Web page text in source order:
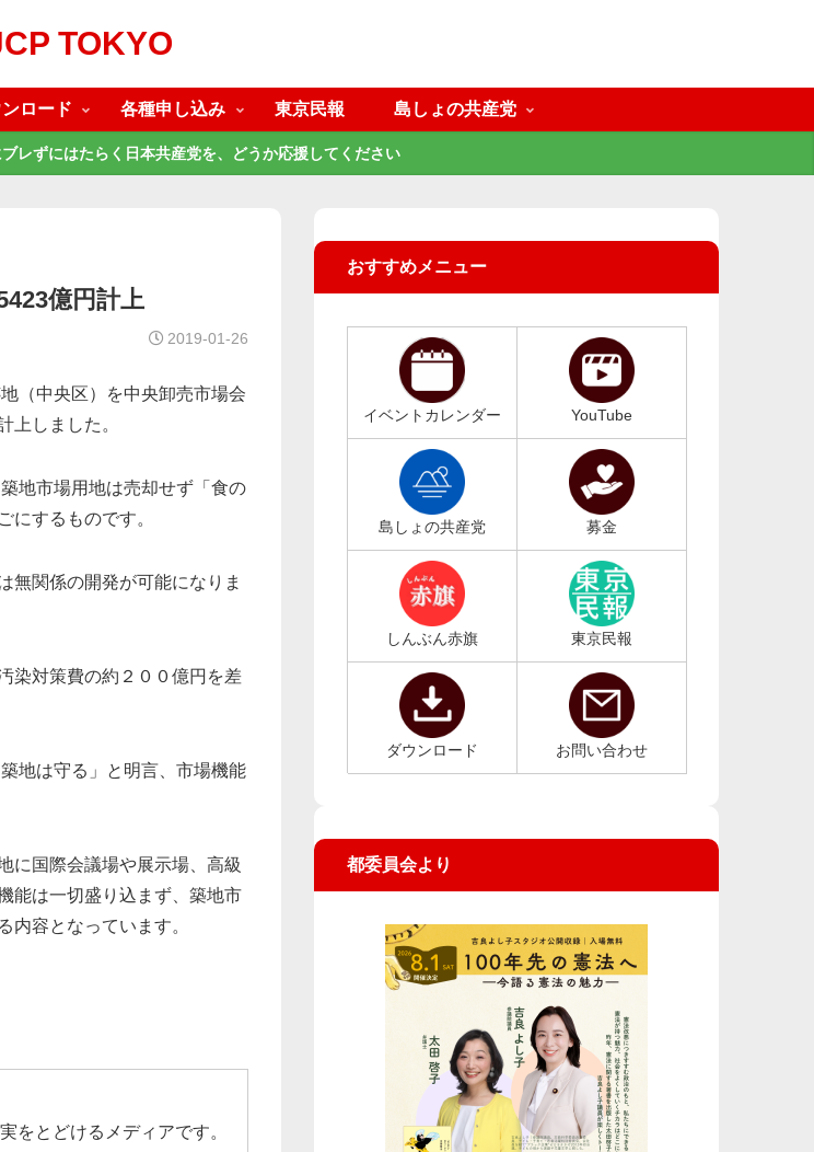
TOKYO
ロード 各種申し込み 東京民報 島しょの共産党
レずにはたらく日本共産党を、どうか応援してください
億円計上
2019-01-26
（中央区）を中央卸売市場会
上しました。
地市場用地は売却せず「食の
にするものです。
無関係の開発が可能になりま
染対策費の約２００億円を差
地は守る」と明言、市場機能
に国際会議場や展示場、高級
能は一切盛り込まず、築地市
内容となっています。
をとどけるメディアです。
おすすめメニュー
イベントカレンダー YouTube
島しょの共産党 募金
しんぶん赤旗 東京民報
ダウンロード お問い合わせ
都委員会より